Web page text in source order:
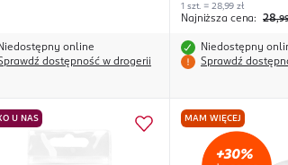
Niedostępny online
dostępność w drogerii
1 szt. = 28,99 zł
Najniższa cena: 28
Niedostępny
Sprawdź
U NAS MAM WIĘCEJ